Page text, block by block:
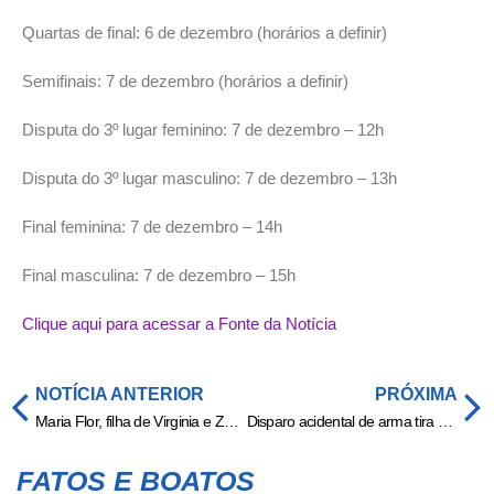
Quartas de final: 6 de dezembro (horários a definir)
Semifinais: 7 de dezembro (horários a definir)
Disputa do 3º lugar feminino: 7 de dezembro – 12h
Disputa do 3º lugar masculino: 7 de dezembro – 13h
Final feminina: 7 de dezembro – 14h
Final masculina: 7 de dezembro – 15h
Clique aqui para acessar a Fonte da Notícia
NOTÍCIA ANTERIOR
Maria Flor, filha de Virginia e Zé Felipe rouba cena posando para fotos em evento
PRÓXIMA
FATOS E BOATOS